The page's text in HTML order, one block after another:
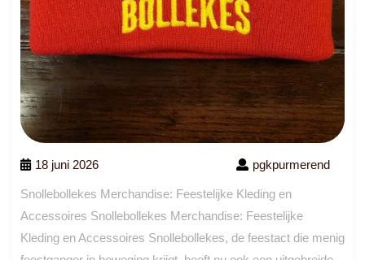
18 juni 2026 pgkpurmerend
Snollebollekes Merchandise: Feestelijke Kleding en
Accessoires Snollebollekes Merchandise: Feestelijke
Kleding en Accessoires Snollebollekes, de feestact die menig